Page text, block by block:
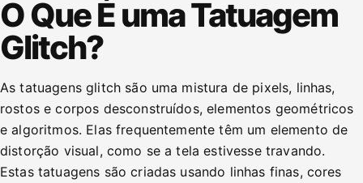
O Que É uma Tatuagem
Glitch?
As tatuagens glitch são uma mistura de pixels, linhas,
rostos e corpos desconstruídos, elementos geométricos
e algoritmos. Elas frequentemente têm um elemento de
distorção visual, como se a tela estivesse travando.
Estas tatuagens são criadas usando linhas finas, cores